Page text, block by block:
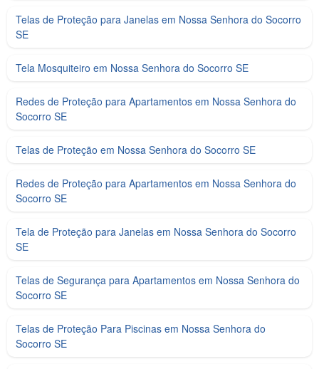
Telas de Proteção para Janelas em Nossa Senhora do Socorro
SE
Tela Mosquiteiro em Nossa Senhora do Socorro SE
Redes de Proteção para Apartamentos em Nossa Senhora do
Socorro SE
Telas de Proteção em Nossa Senhora do Socorro SE
Redes de Proteção para Apartamentos em Nossa Senhora do
Socorro SE
Tela de Proteção para Janelas em Nossa Senhora do Socorro
SE
Telas de Segurança para Apartamentos em Nossa Senhora do
Socorro SE
Telas de Proteção Para Piscinas em Nossa Senhora do
Socorro SE